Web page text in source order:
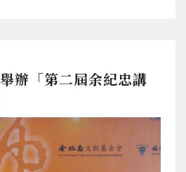
辦「第二屆余紀忠講